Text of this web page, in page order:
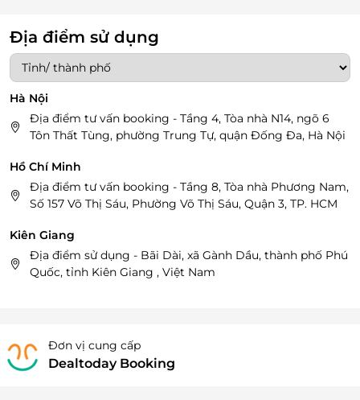
Địa điểm sử dụng
Hà Nội
Địa điểm tư vấn booking - Tầng 4, Tòa nhà N14, ngõ 6
Tôn Thất Tùng, phường Trung Tự, quận Đống Đa, Hà Nội
Hồ Chí Minh
Địa điểm tư vấn booking - Tầng 8, Tòa nhà Phương Nam,
Số 157 Võ Thị Sáu, Phường Võ Thị Sáu, Quận 3, TP. HCM
Kiên Giang
Địa điểm sử dụng - Bãi Dài, xã Gành Dầu, thành phố Phú
Quốc, tỉnh Kiên Giang , Việt Nam
Đơn vị cung cấp
Dealtoday Booking